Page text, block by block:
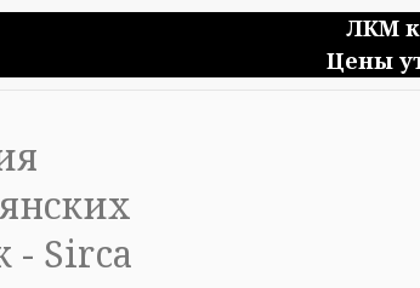
ЛКМ
Цены